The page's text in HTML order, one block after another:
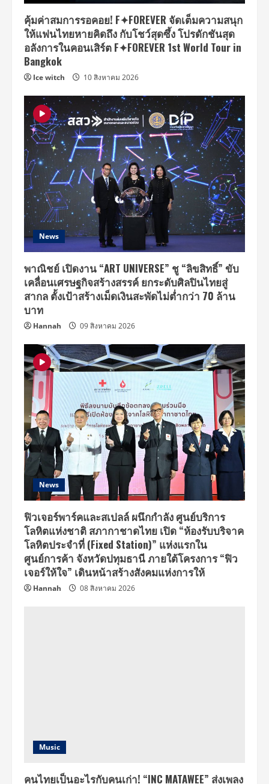
คุ้มค่าสมการรอคอย! F✦FOREVER จัดเต็มความสนุก
ให้แฟนไทยหายคิดถึง กับโชว์สุดซึ้ง โปรดักชันสุด
อลังการในคอนเสิร์ต F✦FOREVER 1st World Tour in
Bangkok
Ice witch 10 สิงหาคม 2026
News
พาณิชย์ เปิดงาน “ART UNIVERSE” ชู “ลิขสิทธิ์” ขับ
เคลื่อนเศรษฐกิจสร้างสรรค์ ยกระดับศิลปินไทยสู่
สากล ตั้งเป้าสร้างเม็ดเงินสะพัดไม่ต่ำกว่า 70 ล้าน
บาท
Hannah 09 สิงหาคม 2026
News
ฟิวเจอร์พาร์คและสเปลล์ ผนึกกำลัง ศูนย์บริการ
โลหิตแห่งชาติ สภากาชาดไทย เปิด “ห้องรับบริจาค
โลหิตประจำที่ (Fixed Station)” แห่งแรกใน
ศูนย์การค้า จังหวัดปทุมธานี ภายใต้โครงการ “ฟิว
เจอร์ให้ใจ” เดินหน้าสร้างสังคมแห่งการให้
Hannah 08 สิงหาคม 2026
Music
คนไทยเป็นอะไรกับคนเก่า! “INC MATAWEE” ส่งเพลง